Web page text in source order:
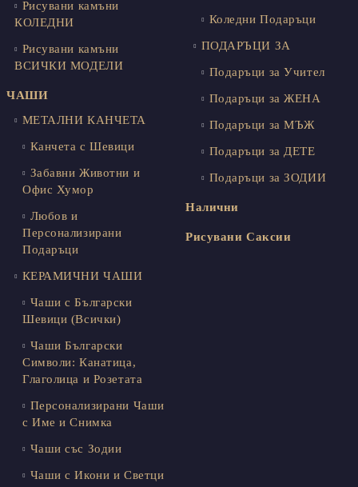
Рисувани камъни
КОЛЕДНИ
Рисувани камъни
ВСИЧКИ МОДЕЛИ
ЧАШИ
МЕТАЛНИ КАНЧЕТА
Канчета с Шевици
Забавни Животни и
Офис Хумор
Любов и
Персонализирани
Подаръци
КЕРАМИЧНИ ЧАШИ
Чаши с Български
Шевици (Всички)
Чаши Български
Символи: Канатица,
Глаголица и Розетата
Персонализирани Чаши
с Име и Снимка
Чаши със Зодии
Чаши с Икони и Светци
Коледни Подаръци
ПОДАРЪЦИ ЗА
Подаръци за Учител
Подаръци за ЖЕНА
Подаръци за МЪЖ
Подаръци за ДЕТЕ
Подаръци за ЗОДИИ
Налични
Рисувани Саксии